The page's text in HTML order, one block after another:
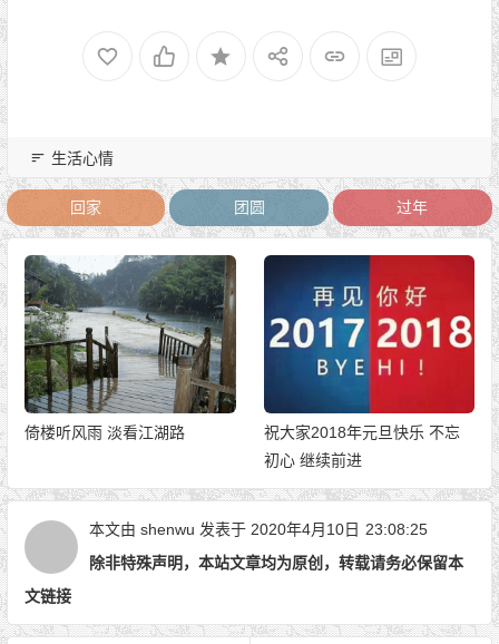
生活心情
回家 团圆 过年
倚楼听风雨 淡看江湖路
祝大家2018年元旦快乐 不忘
初心 继续前进
本文由 shenwu 发表于 2020年4月10日 23:08:25
除非特殊声明，本站文章均为原创，转载请务必保留本
文链接